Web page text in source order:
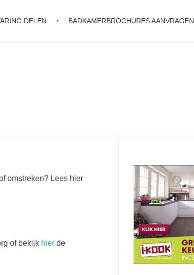
DELEN BADKAMERBROCHURES AANVRAGEN
omstreken? Lees hier
of bekijk hier de